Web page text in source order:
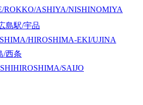
ROKKO/ASHIYA/NISHINOMIYA
島駅/宇品
HIROSHIMA-EKI/UJINA
/西条
SAIJO